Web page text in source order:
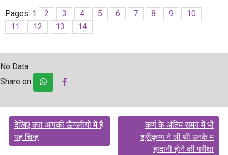
Pages: 1 2 3 4 5 6 7 8 9
10
11
12 13 14
No Data
Share on
Post
navigation
देखिए क्या आपकी ऊँगलीयो में है
यह चिन्ह
कर्ण के अंतिम समय में भी
श्रीकृष्ण ने ली थी उनके म
हादानी होने की परीक्षा